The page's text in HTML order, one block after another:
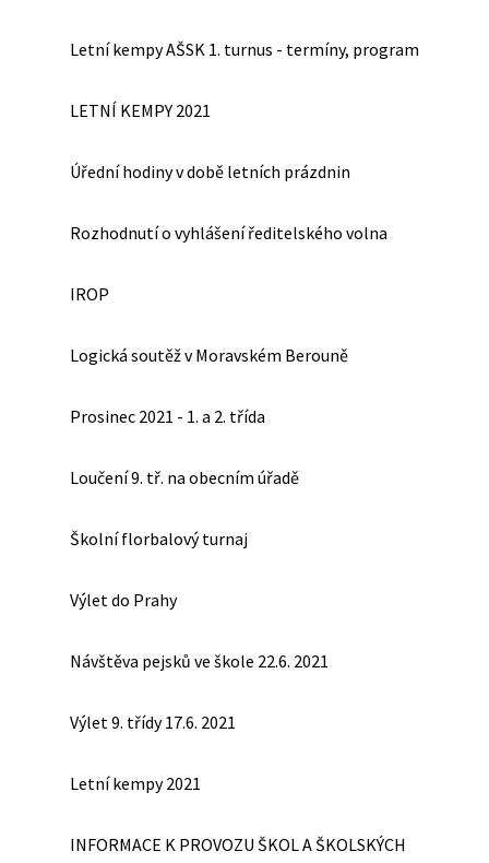
Letní kempy AŠSK 1. turnus - termíny, program
LETNÍ KEMPY 2021
Úřední hodiny v době letních prázdnin
Rozhodnutí o vyhlášení ředitelského volna
IROP
Logická soutěž v Moravském Berouně
Prosinec 2021 - 1. a 2. třída
Loučení 9. tř. na obecním úřadě
Školní florbalový turnaj
Výlet do Prahy
Návštěva pejsků ve škole 22.6. 2021
Výlet 9. třídy 17.6. 2021
Letní kempy 2021
INFORMACE K PROVOZU ŠKOL A ŠKOLSKÝCH